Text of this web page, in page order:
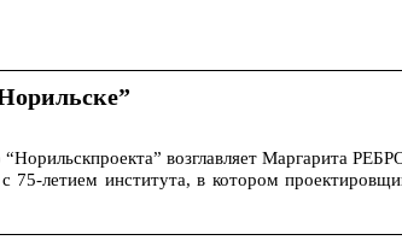
возглавляет Маргарита
75-летием института, в котором